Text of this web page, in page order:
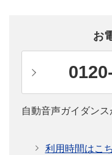
お
自動音声ガイダン
利用時間はこ